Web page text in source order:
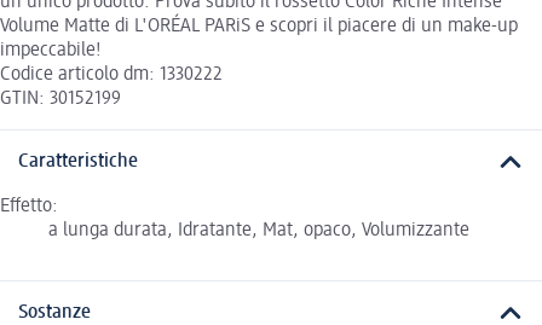
Volume Matte di L'ORÉAL PARiS e scopri il piacere di un make-up
impeccabile!
Codice articolo dm: 1330222
GTIN: 30152199
Caratteristiche
Effetto:
a lunga durata, Idratante, Mat, opaco, Volumizzante
Sostanze